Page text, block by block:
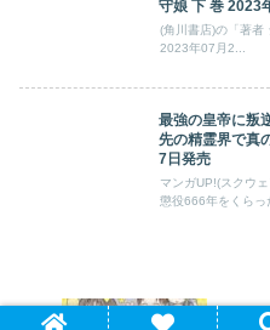
守娘 下 巻 2023
(角川書店)の「著者 シャオナオナ
2023年07月2...
最強の皇帝に叛
先の精霊界で真
7日発売
マンガUP!(スクウ
懲役666年をくらっ